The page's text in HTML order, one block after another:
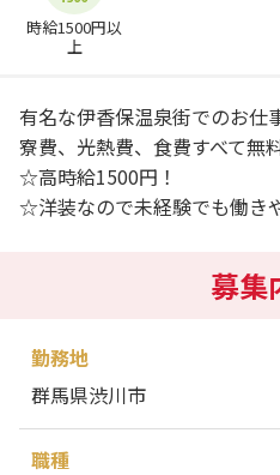
時給1500円以
上
有名な伊香保温泉街でのお仕
寮費、光熱費、食費すべて無
☆高時給1500円！
☆洋装なので未経験でも働き
募集
勤務地
群馬県渋川市
職種